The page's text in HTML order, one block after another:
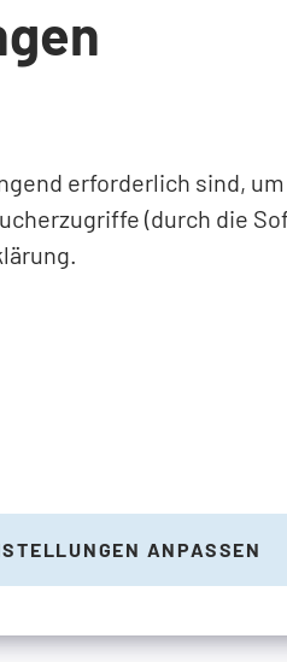
erforderlich sind,
(durch die
ANPASSEN